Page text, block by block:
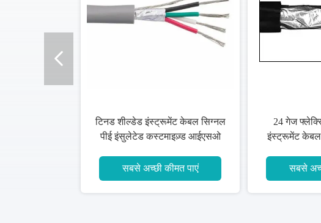
टिनड शील्डेड इंस्ट्रूमेंट केबल सिग्नल
पीई इंसुलेटेड कस्टमाइज़्ड आईएसओ
सबसे अच्छी कीमत पाएं
24 गेज
इंस्ट्रूमेंट केबल
सबसे